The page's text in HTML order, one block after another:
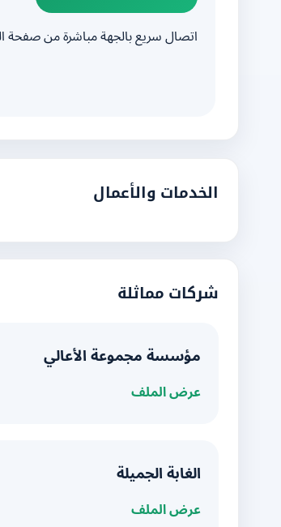
اتصال سريع بالجهة مباشرة من صفحة
الخدمات والأعمال
شركات مماثلة
مؤسسة مجموعة الأعالي
عرض الملف
الغابة الجميلة
عرض الملف